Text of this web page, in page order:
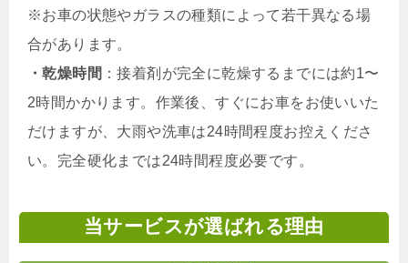
※お車の状態やガラスの種類によって若干異なる場
合があります。
・乾燥時間 ：接着剤が完全に乾燥するまでには約1〜
2時間かかります。作業後、すぐにお車をお使いいた
だけますが、大雨や洗車は24時間程度お控えくださ
い。完全硬化までは24時間程度必要です。
当サービスが選ばれる理由